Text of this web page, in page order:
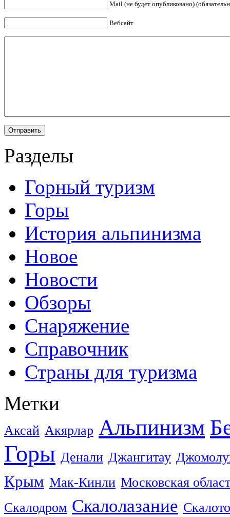
Mail (не будет опубликовано)
Вебсайт
Разделы
Горный туризм
Горы
История альпинизма
Новое
Новости
Обзоры
Снаряжение
Справочник
Страны для туризма
Метки
Аксай Акярлар Альпинизм
Горы Денали Джангитау
Крым Мак-Кинли Московская
Скалодром Скалолазание